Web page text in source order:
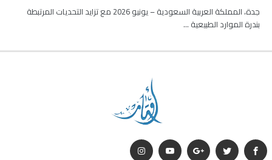
جدة، المملكة العربية السعودية – يونيو 2026 مع تزايد التحديات المرتبطة
بندرة الموارد الطبيعية …